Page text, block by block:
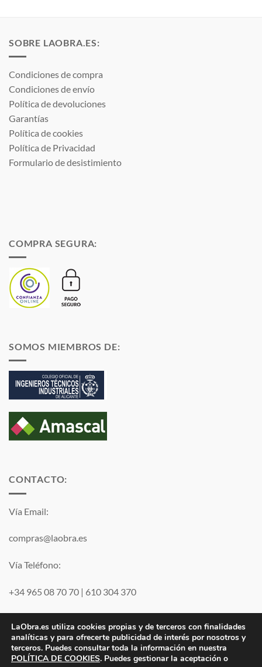
SOBRE LAOBRA.ES:
Condiciones de compra
Condiciones de envío
Política de devoluciones
Garantías
Política de cookies
Política de Privacidad
Formulario de desistimiento
COMPRA SEGURA:
SOMOS MIEMBROS DE:
CONTACTO:
Vía Email:
compras@laobra.es
Vía Teléfono:
+34 965 08 70 70 | 610 304 370
Visa PayPal MasterCard
LaObra.es utiliza cookies propias y de terceros con finalidades
analíticas y para ofrecerte publicidad de interés por nosotros y
terceros. Puedes consultar toda la información en nuestra
POLÍTICA DE COOKIES. Puedes gestionar la aceptación o